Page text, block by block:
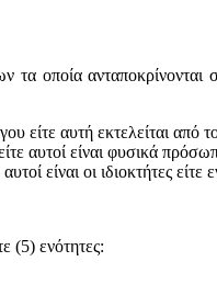
τα οποία
είτε αυτή εκτελείται από
αυτοί είναι φυσικά
είναι οι ιδιοκτήτες
(5) ενότητες: